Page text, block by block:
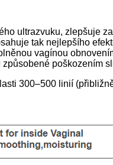
ultrazvuku, zlepšuje
tak nejlepšího
vagínou
poškozením
300–500 linií